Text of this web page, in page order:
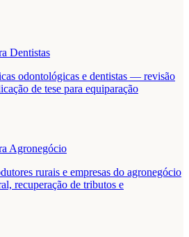
Dentistas
odontológicas e dentistas — revisão
de tese para equiparação
Agronegócio
rurais e empresas do agronegócio
recuperação de tributos e